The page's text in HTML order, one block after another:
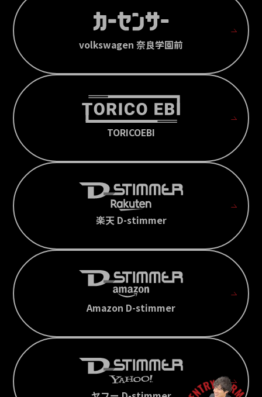
volkswagen 奈良学園前
TORICOEBI
楽天 D-stimmer
Amazon D-stimmer